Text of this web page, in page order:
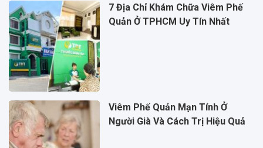
7 Địa Chỉ Khám Chữa Viêm Phế
Quản Ở TPHCM Uy Tín Nhất
Viêm Phế Quản Mạn Tính Ở
Người Già Và Cách Trị Hiệu Quả